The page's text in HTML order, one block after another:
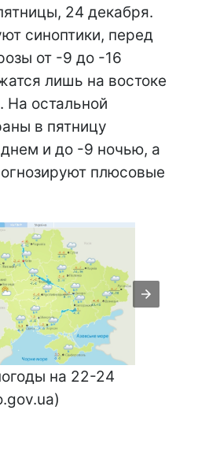
24 декабря.
синоптики, перед
от -9 до -16
лишь на востоке
На остальной
в пятницу
и до -9 ночью, а
плюсовые
на 22-24